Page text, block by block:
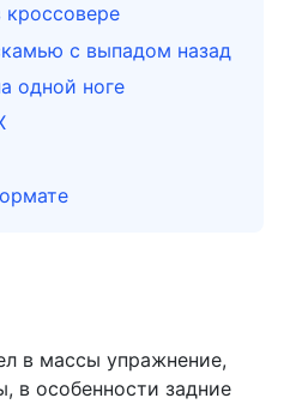
кроссовере
с выпадом назад
одной ноге
в массы упражнение,
в особенности задние